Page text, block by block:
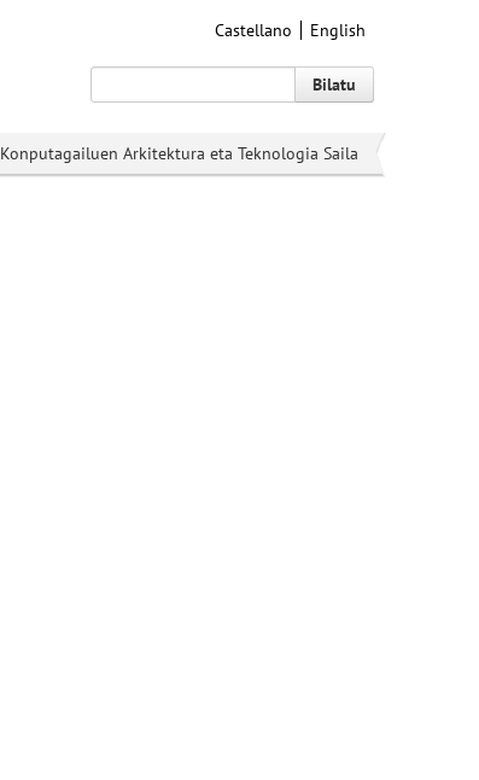
Castellano English
Bilatu
Konputagailuen Arkitektura eta Teknologia Saila